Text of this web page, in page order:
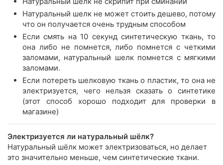
Натуральный шелк не может стоить дешево, потому
что он получается очень трудным способом
Если смять на 10 секунд синтетическую ткань, то
она либо не помнется, либо помнется с четкими
заломами, натуральный шелк помнется с мягкими
заломами.
Если потереть шелковую ткань о пластик, то она не
электризуется, чего нельзя сказать о синтетике
(этот способ хорошо подходит для проверки в
магазине)
Электризуется ли натуральный шёлк?
Натуральный шёлк может электризоваться, но делает
это значительно меньше, чем синтетические ткани.